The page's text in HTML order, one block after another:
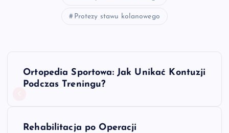
Protezy stawu kolanowego
Ortopedia Sportowa: Jak Unikać Kontuzji
Podczas Treningu?
Rehabilitacja po Operacji